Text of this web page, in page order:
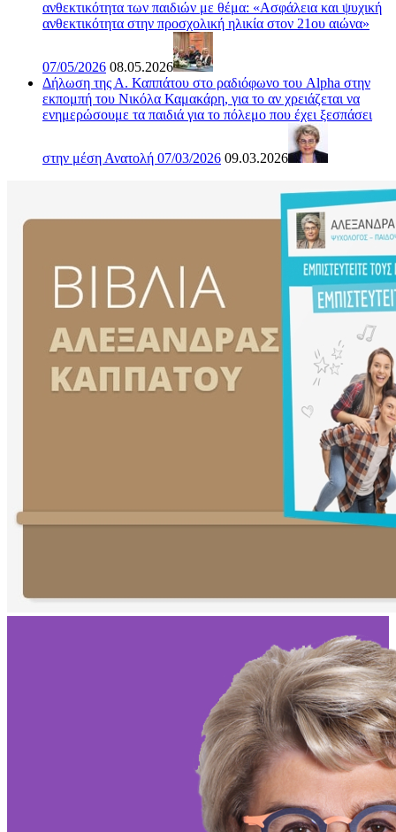
ανθεκτικότητα των παιδιών με θέμα: «Ασφάλεια και ψυχική
ανθεκτικότητα στην προσχολική ηλικία στον 21ου αιώνα»
07/05/2026 08.05.2026
Δήλωση της Α. Καππάτου στο ραδιόφωνο του Alpha στην
εκπομπή του Νικόλα Καμακάρη, για το αν χρειάζεται να
ενημερώσουμε τα παιδιά για το πόλεμο που έχει ξεσπάσει
στην μέση Ανατολή 07/03/2026 09.03.2026